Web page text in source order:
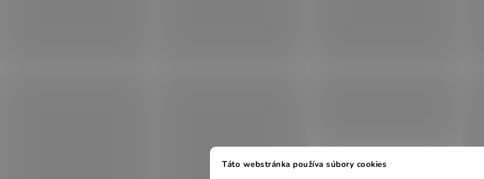
Táto webstránka používa súbory cookies